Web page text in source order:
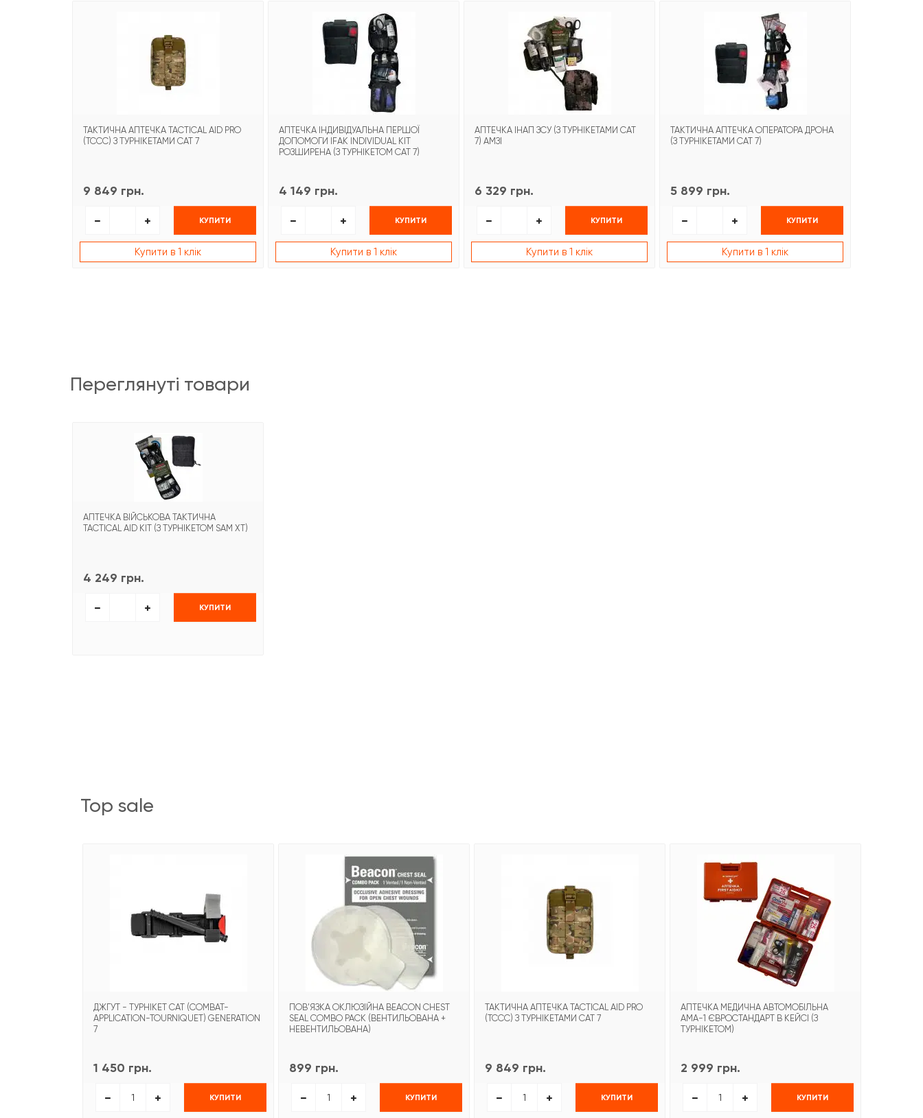
ТАКТИЧНА АПТЕЧКА TACTICAL AID PRO
(TCCC) З ТУРНІКЕТАМИ CAT 7
9 849 грн.
КУПИТИ
Купити в 1 клік
АПТЕЧКА ІНДИВІДУАЛЬНА ПЕРШОЇ
ДОПОМОГИ IFAK INDIVIDUAL KIT
РОЗШИРЕНА (З ТУРНІКЕТОМ CAT 7)
4 149 грн.
КУПИТИ
Купити в 1 клік
АПТЕЧКА ІНАП ЗСУ (З ТУРНІКЕТАМИ CAT
7) АМЗІ
6 329 грн.
КУПИТИ
Купити в 1 клік
ТАКТИЧНА АПТЕЧКА ОПЕРАТОРА ДРОНА
(З ТУРНІКЕТАМИ CAT 7)
5 899 грн.
КУПИТИ
Купити в 1 клік
переглянуті товари
АПТЕЧКА ВІЙСЬКОВА ТАКТИЧНА
TACTICAL AID KIT (З ТУРНІКЕТОМ SAM XT)
4 249 грн.
КУПИТИ
top sale
ДЖГУТ - ТУРНІКЕТ CAT (COMBAT-
APPLICATION-TOURNIQUET) GENERATION
7
1 450 грн.
КУПИТИ
ПОВ'ЯЗКА ОКЛЮЗІЙНА BEACON CHEST
SEAL COMBO PACK (ВЕНТИЛЬОВАНА +
НЕВЕНТИЛЬОВАНА)
899 грн.
КУПИТИ
ТАКТИЧНА АПТЕЧКА TACTICAL AID PRO
(TCCC) З ТУРНІКЕТАМИ CAT 7
9 849 грн.
КУПИТИ
АПТЕЧКА МЕДИЧНА АВТОМОБІЛЬНА
АМА-1 ЄВРОСТАНДАРТ В КЕЙСІ (З
ТУРНІКЕТОМ)
2 999 грн.
КУПИТИ